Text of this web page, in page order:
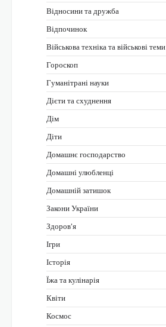
Відносини та дружба
Відпочинок
Військова техніка та військові теми
Гороскоп
Гуманітрані науки
Дієти та схуднення
Дім
Діти
Домашнє господарство
Домашні улюбленці
Домашній затишок
Закони України
Здоров'я
Ігри
Історія
Їжа та кулінарія
Квіти
Космос